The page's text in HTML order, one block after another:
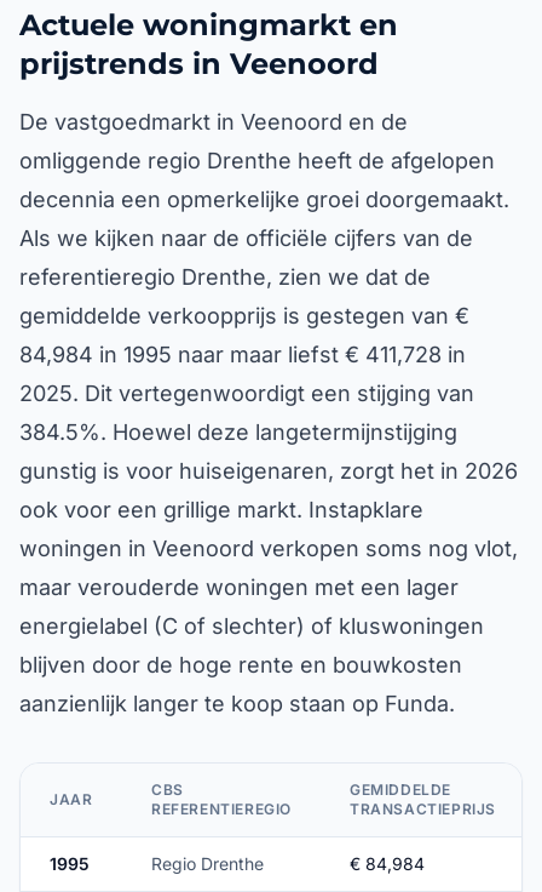
Actuele woningmarkt en
prijstrends in Veenoord
De vastgoedmarkt in Veenoord en de
omliggende regio Drenthe heeft de afgelopen
decennia een opmerkelijke groei doorgemaakt.
Als we kijken naar de officiële cijfers van de
referentieregio Drenthe, zien we dat de
gemiddelde verkoopprijs is gestegen van €
84,984 in 1995 naar maar liefst € 411,728 in
2025. Dit vertegenwoordigt een stijging van
384.5%. Hoewel deze langetermijnstijging
gunstig is voor huiseigenaren, zorgt het in 2026
ook voor een grillige markt. Instapklare
woningen in Veenoord verkopen soms nog vlot,
maar verouderde woningen met een lager
energielabel (C of slechter) of kluswoningen
blijven door de hoge rente en bouwkosten
aanzienlijk langer te koop staan op Funda.
JAAR
CBS
REFERENTIEREGIO
GEMIDDELDE
TRANSACTIEPRIJS
1995 Regio Drenthe € 84,984